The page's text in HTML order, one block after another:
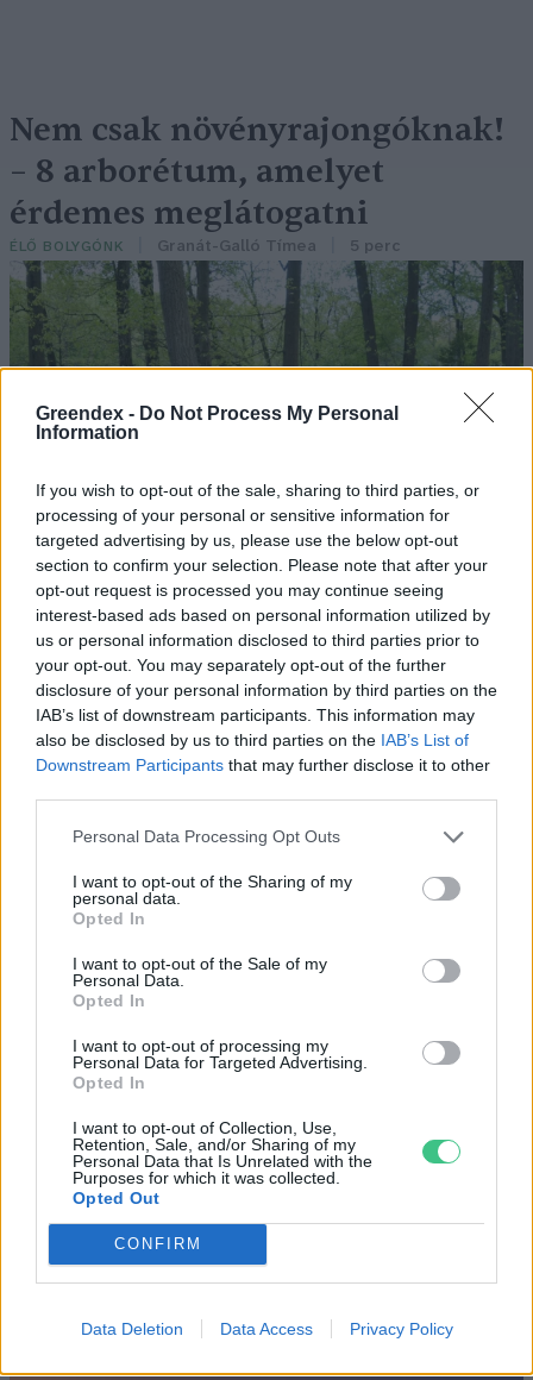
Greendex - Do Not Process My Personal
Information
If you wish to opt-out of the sale, sharing to third parties, or
processing of your personal or sensitive information for
targeted advertising by us, please use the below opt-out
section to confirm your selection. Please note that after your
opt-out request is processed you may continue seeing
interest-based ads based on personal information utilized by
us or personal information disclosed to third parties prior to
your opt-out. You may separately opt-out of the further
disclosure of your personal information by third parties on the
IAB’s list of downstream participants. This information may
also be disclosed by us to third parties on the IAB’s List of
Downstream Participants that may further disclose it to other
Personal Data Processing Opt Outs
I want to opt-out of the Sharing of my
personal data.
Opted In
I want to opt-out of the Sale of my
Personal Data.
Opted In
I want to opt-out of processing my
Personal Data for Targeted Advertising.
Opted In
I want to opt-out of Collection, Use,
Retention, Sale, and/or Sharing of my
Personal Data that Is Unrelated with the
Purposes for which it was collected.
Opted Out
CONFIRM
Data Deletion Data Access Privacy Policy
Nem csak növényrajongóknak!
– 8 arborétum, amelyet
érdemes meglátogatni
ÉLŐ BOLYGÓNK Granát-Galló Tímea 5 perc
Magyarország tele van gyönyörű növényekkel, így arborétumokkal
is. A jó idő beköszöntével érdemes minél többet felkeresni.
Születésnapi programokkal várja a
Fővárosi Állatkert
Szedd magad őszibarack: itt vannak
SZEMLE